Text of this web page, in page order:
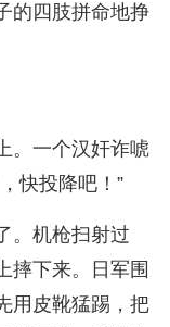
的四肢拼命地挣
。一个汉奸诈唬
快投降吧！”
。机枪扫射过
摔下来。日军围
用皮靴猛踢，把